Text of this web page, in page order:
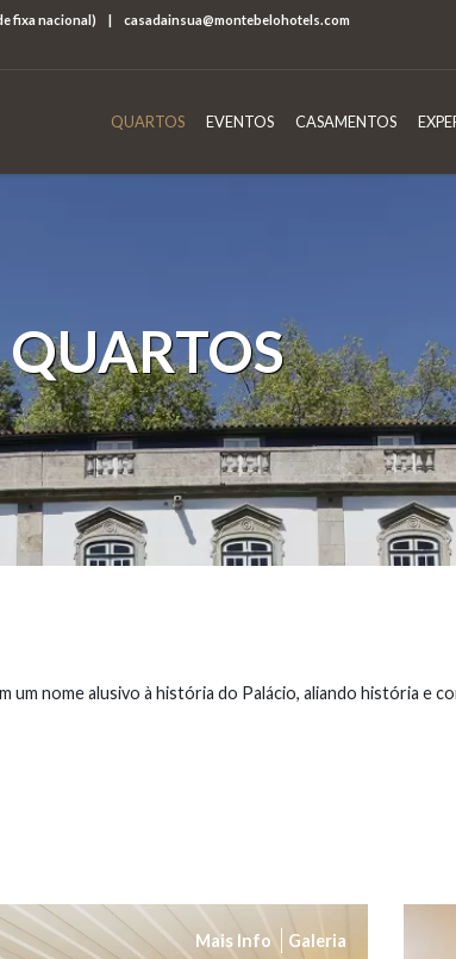
fixa nacional) | casadainsua@montebelohotels.com
QUARTOS EVENTOS CASAMENTOS
QUARTOS
um nome alusivo à história do Palácio, aliando história e
Mais Info Galeria